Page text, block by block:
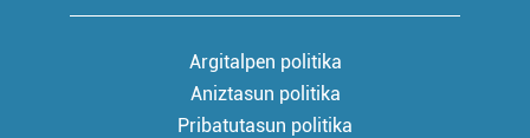
Argitalpen politika
Aniztasun politika
Pribatutasun politika